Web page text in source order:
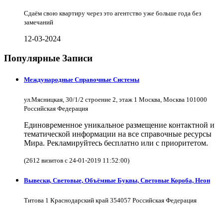
Сдаём свою квартиру через это агентство уже больше года без
замечаний
12-03-2024
Популярные Записи
Международные Справочные Системы
ул.Мясницкая, 30/1/2 строение 2, этаж 1 Москва, Москва 101000
Российская Федерация
Единовременное уникальное размещение контактной и
тематической информации на все справочные ресурсы
Мира. Рекламируйтесь бесплатно или с приоритетом.
(2612 визитов с 24-01-2019 11:52:00)
Вывески, Световые, Объёмные Буквы, Световые Короба, Неон
Титова 1 Краснодарский край 354057 Российская Федерация